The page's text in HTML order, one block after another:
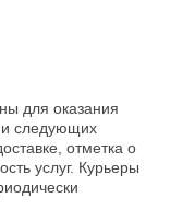
для оказания
следующих
отметка о
услуг. Курьеры